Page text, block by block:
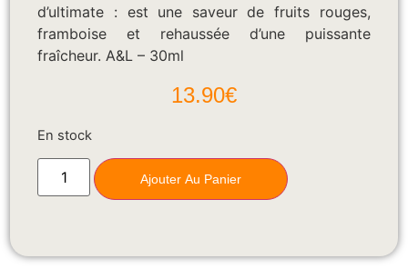
d’ultimate : est une saveur de fruits rouges,
framboise et rehaussée d’une puissante
fraîcheur. A&L – 30ml
13.90€
En stock
Ajouter Au Panier